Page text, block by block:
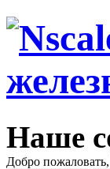
Наше
Добро пожаловать,